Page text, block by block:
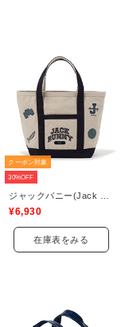
クーポン対象
30%OFF
¥6,930
在庫表をみる